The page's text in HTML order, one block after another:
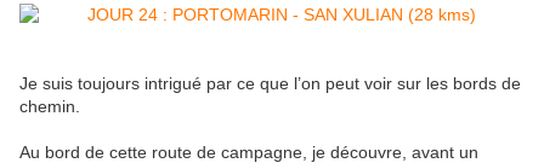
Je suis toujours intrigué par ce que l’on peut voir sur les bords de
chemin.
Au bord de cette route de campagne, je découvre, avant un